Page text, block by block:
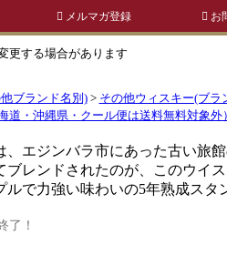
更する場合があります
ブランド名別)> その他ウィスキー(ブラ
・沖縄県・クール便は送料無料対象外）
エジンバラ市にあった古い旅館
レンドされたのが、このウイ
ルで力強い味わいの5年熟成スタ
了！